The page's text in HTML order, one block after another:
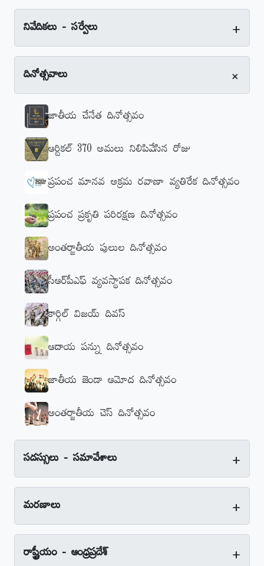
నివేదికలు - సర్వేలు +
దినోత్సవాలు +
జాతీయ చేనేత దినోత్సవం
ఆర్టికల్‌ 370 అమలు నిలిపివేసిన రోజు
ప్రపంచ మానవ అక్రమ రవాణా వ్యతిరేక దినోత్సవం
ప్రపంచ ప్రకృతి పరిరక్షణ దినోత్సవం
అంతర్జాతీయ పులుల దినోత్సవం
సీఆర్‌పీఎఫ్‌ వ్యవస్థాపక దినోత్సవం
కార్గిల్‌ విజయ్‌ దివస్‌
ఆదాయ పన్ను దినోత్సవం
జాతీయ జెండా ఆమోద దినోత్సవం
అంతర్జాతీయ చెస్‌ దినోత్సవం
సదస్సులు - సమావేశాలు +
మరణాలు +
రాష్ట్రీయం - ఆంధ్రప్రదేశ్‌ +